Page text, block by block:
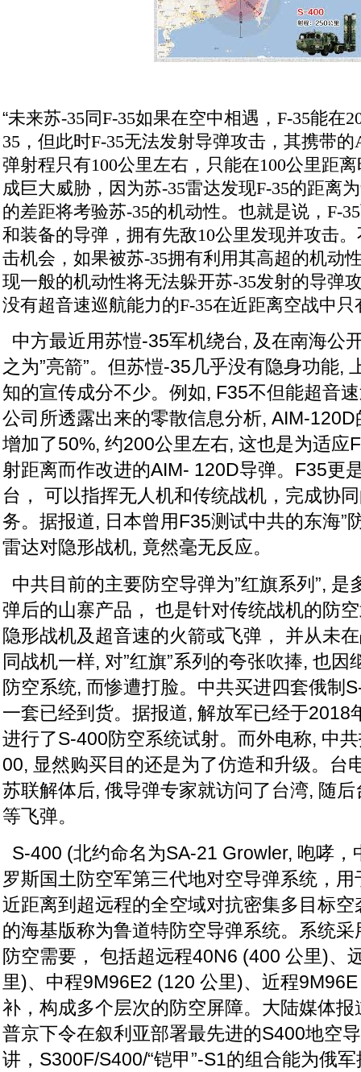
“未来苏-35同F-35如果在空中相遇，F-35能在
35，但此时F-35无法发射导弹攻击，其携带
弹射程只有100公里左右，只能在100公里距
成巨大威胁，因为苏-35雷达发现F-35的距离
的差距将考验苏-35的机动性。也就是说，F-
和装备的导弹，拥有先敌10公里发现并攻击
击机会，如果被苏-35拥有利用其高超的机动
现一般的机动性将无法躲开苏-35发射的导弹
没有超音速巡航能力的F-35在近距离空战中只
中方最近用苏愷-35军机绕台, 及在南海公
之为”亮箭”。但苏愷-35几乎没有隐身功能,
知的宣传成分不少。例如, F35不但能超音
公司所透露出来的零散信息分析, AIM-
增加了50%, 约200公里左右, 这也是为适应
射距离而作改进的AIM- 120D导弹。F35更
台， 可以指挥无人机和传统战机，完成协
务。据报道, 日本曾用F35测试中共的东海”
雷达对隐形战机, 竟然毫无反应。
中共目前的主要防空导弹为”红旗系列”, 是
弹后的山寨产品， 也是针对传统战机的防
隐形战机及超音速的火箭或飞弹， 并从未
同战机一样, 对”红旗”系列的夸张吹捧, 也因
防空系统, 而惨遭打脸。中共买进四套俄制
一套已经到货。据报道, 解放军已经于2018
进行了S-400防空系统试射。而外电称, 中
00, 显然购买目的还是为了仿造和升级。台
苏联解体后, 俄导弹专家就访问了台湾, 随
等飞弹。
S-400 (北约命名为SA-21 Growler, 咆哮，
罗斯国土防空军第三代地对空导弹系统，
近距离到超远程的全空域对抗密集多目标
的海基版称为鲁道特防空导弹系统。系统
防空需要， 包括超远程40N6 (400 公里)、
里)、中程9M96E2 (120 公里)、近程
补，构成多个层次的防空屏障。大陆媒体报
普京下令在叙利亚部署最先进的S400地空
讲，S300F/S400/“铠甲”-S1的组合能为俄